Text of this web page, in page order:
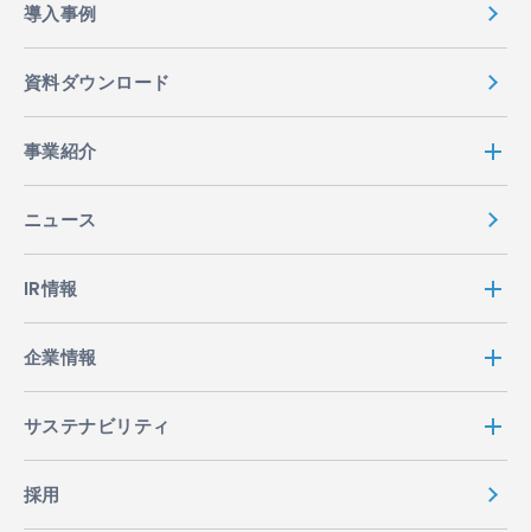
導入事例
資料ダウンロード
事業紹介
ニュース
IR情報
企業情報
サステナビリティ
採用